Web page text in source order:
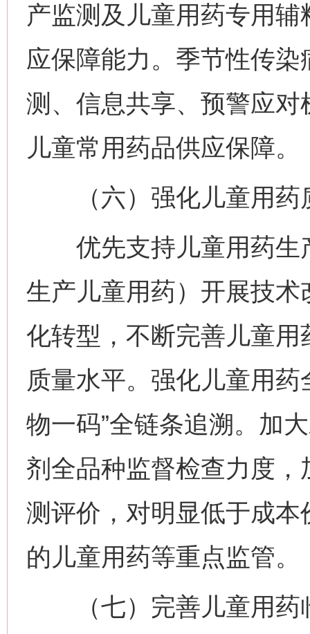
产监测及儿童用药专用
应保障能力。季节性传
测、信息共享、预警应
儿童常用药品供应保障。
（六）强化儿童用药
优先支持儿童用药生
生产儿童用药）开展技
化转型，不断完善儿童
质量水平。强化儿童用
物一码”全链条追溯。加
剂全品种监督检查力度
测评价，对明显低于成
的儿童用药等重点监管。
（七）完善儿童用药